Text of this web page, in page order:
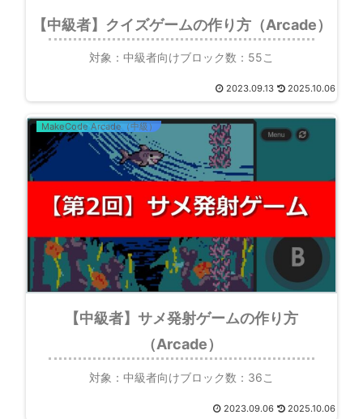
【中級者】クイズゲームの作り方（Arcade）
対象：中級者向けブロック数：55こ
2023.09.13 2025.10.06
MakeCode Arcade（中級）
【中級者】サメ発射ゲームの作り方
（Arcade）
対象：中級者向けブロック数：36こ
2023.09.06 2025.10.06